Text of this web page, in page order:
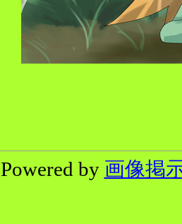
Powered by 画像掲